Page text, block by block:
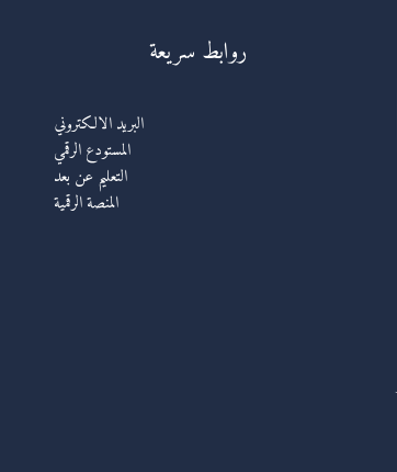
روابط سريعة
البريد الالكتروني
المستودع الرقمي
التعليم عن بعد
المنصة الرقمية